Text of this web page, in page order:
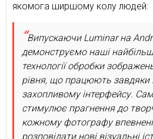
якомога ширшому колу людей:
Випускаючи Luminar на
демонструємо наші
технології обробки
рівня, що працюють завдяки
захопливому інтерфейсу.
стимулює прагнення до
кожному фотографу
розповідати нові візуальні